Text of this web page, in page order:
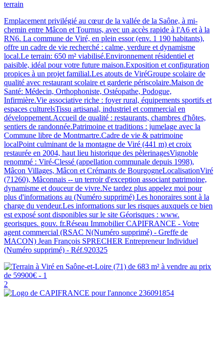
terrain
Emplacement privilégié au cœur de la vallée de la Saône, à mi-
chemin entre Mâcon et Tournus, avec un accès rapide à l'A6 et à la
RN6. La commune de Viré, en plein essor (env. 1 190 habitants),
offre un cadre de vie recherché : calme, verdure et dynamisme
local.Le terrain: 650 m² viabilisé.Environnement résidentiel et
paisible, idéal pour votre future maison.Exposition et configuration
propices à un projet familial.Les atouts de ViréGroupe scolaire de
qualité avec restaurant scolaire et garderie périscolaire.Maison de
Santé: Médecin, Orthophoniste, Ostéopathe, Podogue,
Infirmière.Vie associative riche : foyer rural, équipements sportifs et
espaces culturelsTissu artisanal, industriel et commercial en
développement.Accueil de qualité : restaurants, chambres d'hôtes,
sentiers de randonnée.Patrimoine et traditions : jumelage avec la
Commune libre de Montmartre.Cadre de vie & patrimoine
localPoint culminant de la montagne de Viré (441 m) et croix
restaurée en 2004, haut lieu historique des pèlerinagesVignoble
renommé : Viré-Clessé (appellation communale depuis 1998),
Mâcon Villages, Mâcon et Crémants de BourgogneLocalisationViré
(71260), Mâconnais -- un terroir d'exception associant patrimoine,
dynamisme et douceur de vivre.Ne tardez plus appelez moi pour
plus d'informations au (Numéro supprimé) Les honoraires sont à la
charge du vendeur.Les informations sur les risques auxquels ce bien
est exposé sont disponibles sur le site Géorisques : www.
georisques. gouv. fr.Réseau Immobilier CAPIFRANCE - Votre
agent commercial (RSAC N(Numéro supprimé) - Greffe de
MACON) Jean François SPRECHER Entrepreneur Individuel
(Numéro supprimé) - Réf.920325
2